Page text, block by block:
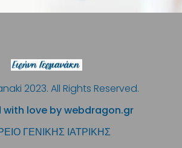
2023. All Rights Reserved.
with love by webdragon.gr
ΓΕΝΙΚΗΣ ΙΑΤΡΙΚΗΣ